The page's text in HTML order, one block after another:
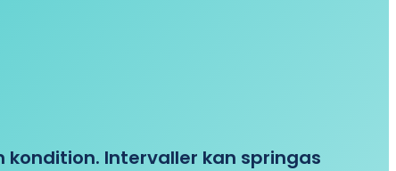
Intervaller kan springas